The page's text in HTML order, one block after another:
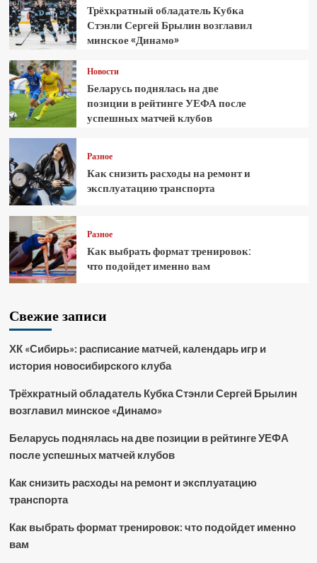
Трёхкратный обладатель Кубка
Стэнли Сергей Брылин возглавил
минское «Динамо»
Новости
Беларусь поднялась на две
позиции в рейтинге УЕФА после
успешных матчей клубов
Разное
Как снизить расходы на ремонт и
эксплуатацию транспорта
Разное
Как выбрать формат тренировок:
что подойдет именно вам
Свежие записи
ХК «Сибирь»: расписание матчей, календарь игр и
история новосибирского клуба
Трёхкратный обладатель Кубка Стэнли Сергей Брылин
возглавил минское «Динамо»
Беларусь поднялась на две позиции в рейтинге УЕФА
после успешных матчей клубов
Как снизить расходы на ремонт и эксплуатацию
транспорта
Как выбрать формат тренировок: что подойдет именно
вам